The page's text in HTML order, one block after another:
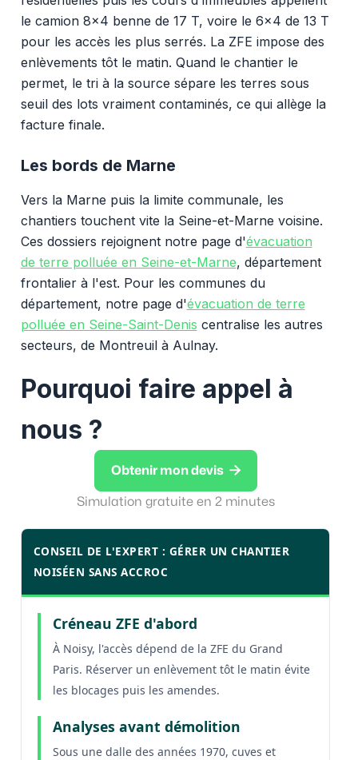
le camion 8x4 benne de 17 T, voire le 6x4 de 13 T
pour les accès les plus serrés. La ZFE impose des
enlèvements tôt le matin. Quand le chantier le
permet, le tri à la source sépare les terres sous
seuil des lots vraiment contaminés, ce qui allège la
facture finale.
Les bords de Marne
Vers la Marne puis la limite communale, les
chantiers touchent vite la Seine-et-Marne voisine.
Ces dossiers rejoignent notre page d'évacuation
de terre polluée en Seine-et-Marne, département
frontalier à l'est. Pour les communes du
département, notre page d'évacuation de terre
polluée en Seine-Saint-Denis centralise les autres
secteurs, de Montreuil à Aulnay.
Pourquoi faire appel à
nous ?
Obtenir mon devis 
Simulation gratuite en 2 minutes
CONSEIL DE L'EXPERT : GÉRER UN CHANTIER
NOISÉEN SANS ACCROC
Créneau ZFE d'abord
À Noisy, l'accès dépend de la ZFE du Grand
Paris. Réserver un enlèvement tôt le matin évite
les blocages puis les amendes.
Analyses avant démolition
Sous une dalle des années 1970, cuves et